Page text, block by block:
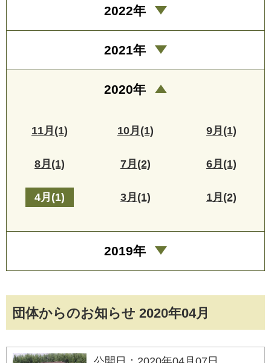
団体からのお知らせ 2020年04月
2022年
2021年
2020年
11月(1) 10月(1) 9月(1)
8月(1) 7月(2) 6月(1)
4月(1) 3月(1) 1月(2)
2019年